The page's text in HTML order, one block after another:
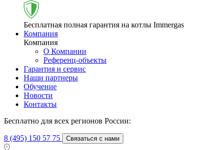
Бесплатная полная гарантия на котлы Immergas
Компания
Компания
О Компании
Референц-объекты
Гарантия и сервис
Наши партнеры
Обучение
Новости
Контакты
Бесплатно для всех регионов России:
8 (495) 150 57 75 Связаться с нами